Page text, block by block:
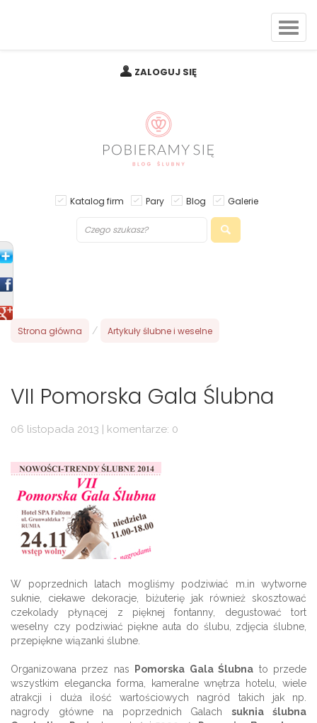
ZALOGUJ SIĘ
Katalog firm Pary Blog Galerie
Strona główna / Artykuły ślubne i weselne
VII Pomorska Gala Ślubna
06 listopada 2013 | komentarze: 0
W poprzednich latach mogliśmy podziwiać m.in wytworne
suknie, ciekawe dekoracje, biżuterię jak również skosztować
czekolady płynącej z pięknej fontanny, degustować tort
weselny czy podziwiać piękne auta do ślubu, zdjęcia ślubne,
przepiękne wiązanki ślubne.
Organizowana przez nas Pomorska Gala Ślubna to przede
wszystkim elegancka forma, kameralne wnętrza hotelu, wiele
atrakcji i duża ilość wartościowych nagród takich jak np.
nagrody główne na poprzednich Galachsuknia ślubna